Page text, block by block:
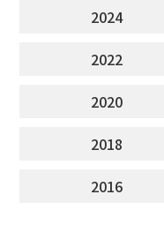
2024
2022
2020
2018
2016